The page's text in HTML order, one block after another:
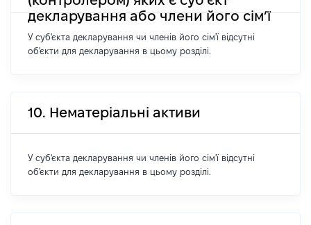
декларування або члени його сім’ї
У суб'єкта декларування чи членів його сім'ї відсутні
об'єкти для декларування в цьому розділі.
10. Нематеріальні активи
У суб'єкта декларування чи членів його сім'ї відсутні
об'єкти для декларування в цьому розділі.